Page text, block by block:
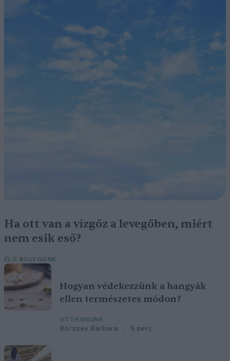
Ha ott van a vízgőz a levegőben, miért
nem esik eső?
ÉLŐ BOLYGÓNK
Hogyan védekezzünk a hangyák
ellen természetes módon?
OTTHONUNK
Börzsey Barbara 5 perc